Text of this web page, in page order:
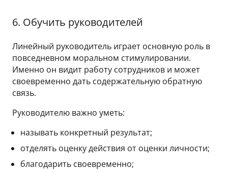
6. Обучить руководителей
Линейный руководитель играет основную роль в
повседневном моральном стимулировании.
Именно он видит работу сотрудников и может
своевременно дать содержательную обратную
связь.
Руководителю важно уметь:
называть конкретный результат;
отделять оценку действия от оценки личности;
благодарить своевременно;